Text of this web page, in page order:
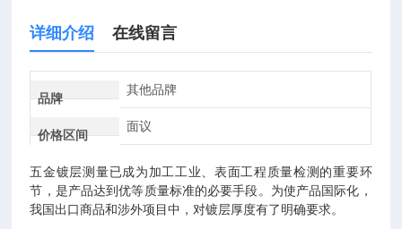
详细介绍 在线留言
品牌
其他品牌
价格区间
面议
五金镀层测量已成为加工工业、表面工程质量检测的重要环
节，是产品达到优等质量标准的必要手段。为使产品国际化，
我国出口商品和涉外项目中，对镀层厚度有了明确要求。